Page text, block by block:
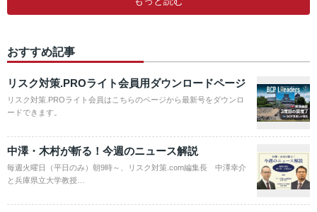
おすすめ記事
リスク対策.PROライト会員用ダウンロードページ
リスク対策.PROライト会員はこちらのページから最新号をダウンロ
ードできます。
中澤・木村が斬る！今週のニュース解説
毎週火曜日（平日のみ）朝9時～、リスク対策.com編集長 中澤幸介
と兵庫県立大学教授…